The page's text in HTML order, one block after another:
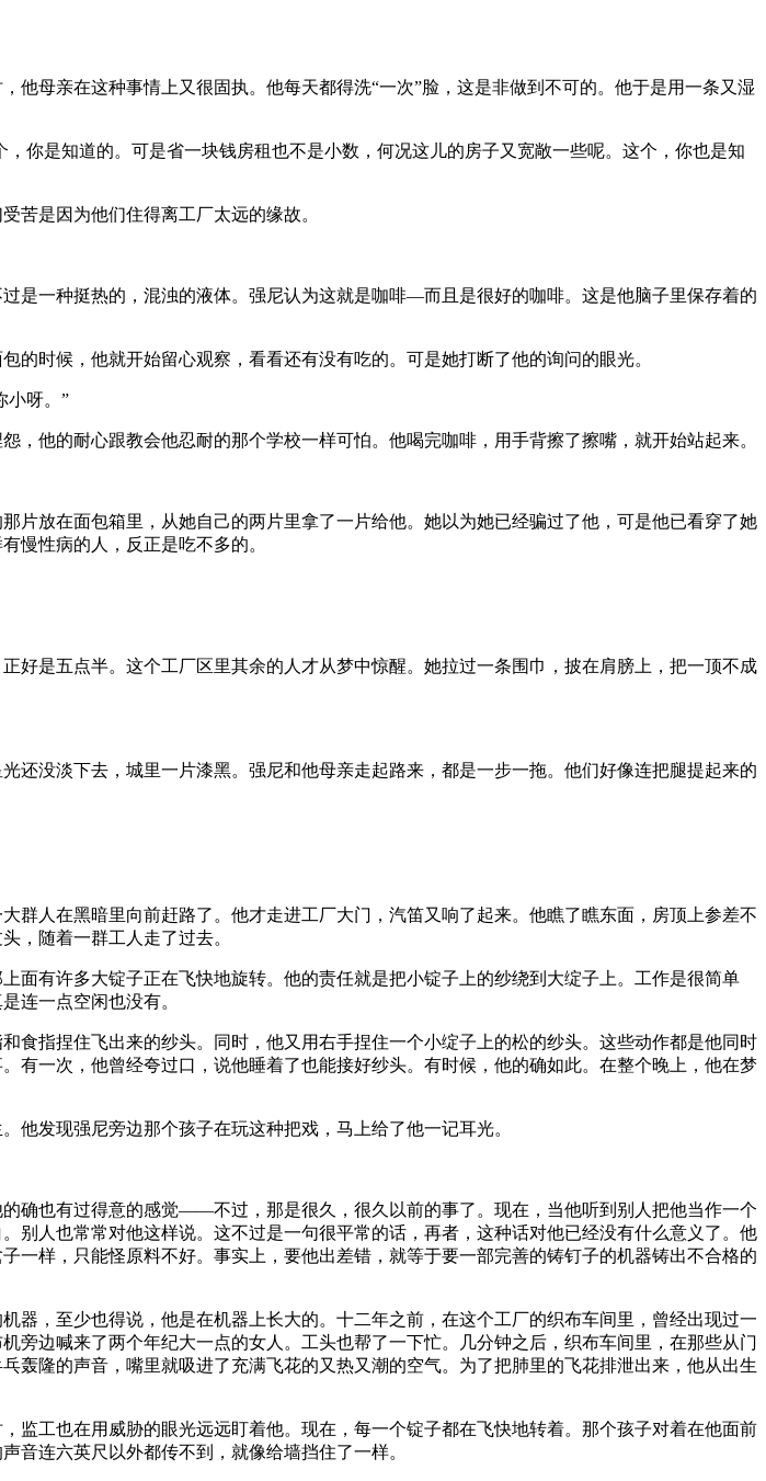
母亲在这种事情上又很固执。他每天都得洗“一次”脸，这是非做到不可的。他于是用一条又湿
你是知道的。可是省一块钱房租也不是小数，何况这儿的房子又宽敞一些呢。这个，你也是知
苦是因为他们住得离工厂太远的缘故。
是一种挺热的，混浊的液体。强尼认为这就是咖啡—而且是很好的咖啡。这是他脑子里保存着的
时候，他就开始留心观察，看看还有没有吃的。可是她打断了他的询问的眼光。
小呀。”
他的耐心跟教会他忍耐的那个学校一样可怕。他喝完咖啡，用手背擦了擦嘴，就开始站起来。
片放在面包箱里，从她自己的两片里拿了一片给他。她以为她已经骗过了他，可是他已看穿了她
慢性病的人，反正是吃不多的。
好是五点半。这个工厂区里其余的人才从梦中惊醒。她拉过一条围巾，披在肩膀上，把一顶不成
没淡下去，城里一片漆黑。强尼和他母亲走起路来，都是一步一拖。他们好像连把腿提起来的
人在黑暗里向前赶路了。他才走进工厂大门，汽笛又响了起来。他瞧了瞧东面，房顶上参差不
，随着一群工人走了过去。
面有许多大锭子正在飞快地旋转。他的责任就是把小锭子上的纱绕到大绽子上。工作是很简单
连一点空闲也没有。
食指捏住飞出来的纱头。同时，他又用右手捏住一个小绽子上的松的纱头。这些动作都是他同时
有一次，他曾经夸过口，说他睡着了也能接好纱头。有时候，他的确如此。在整个晚上，他在梦
他发现强尼旁边那个孩子在玩这种把戏，马上给了他一记耳光。
确也有过得意的感觉——不过，那是很久，很久以前的事了。现在，当他听到别人把他当作一个
别人也常常对他这样说。这不过是一句很平常的话，再者，这种话对他已经没有什么意义了。他
一样，只能怪原料不好。事实上，要他出差错，就等于要一部完善的铸钉子的机器铸出不合格的
器，至少也得说，他是在机器上长大的。十二年之前，在这个工厂的织布车间里，曾经出现过一
边喊来了两个年纪大一点的女人。工头也帮了一下忙。几分钟之后，织布车间里，在那些从门
隆的声音，嘴里就吸进了充满飞花的又热又潮的空气。为了把肺里的飞花排泄出来，他从出生
监工也在用威胁的眼光远远盯着他。现在，每一个锭子都在飞快地转着。那个孩子对着在他面前
音连六英尺以外都传不到，就像给墙挡住了一样。